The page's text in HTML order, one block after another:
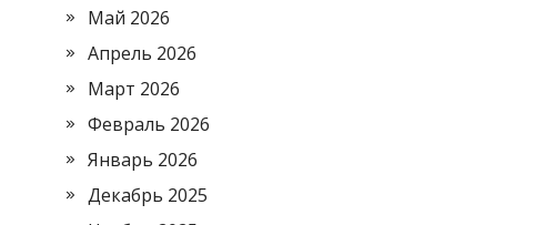
Май 2026
Апрель 2026
Март 2026
Февраль 2026
Январь 2026
Декабрь 2025